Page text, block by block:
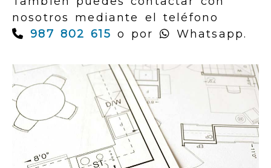
nosotros mediante el teléfono
987 802 615 o por Whatsapp.